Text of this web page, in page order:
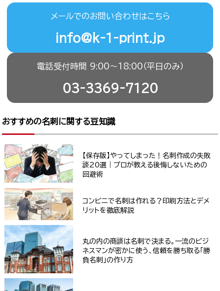
メールでのお問い合わせはこちら
info@k-1-print.jp
電話受付時間 9:00〜18:00（平日のみ）
03-3369-7120
おすすめの名刺に関する豆知識
【保存版】やってしまった！名刺作成の失敗
談20選｜プロが教える後悔しないための
回避術
コンビニで名刺は作れる？印刷方法とデメ
リットを徹底解説
丸の内の商談は名刺で決まる。一流のビジ
ネスマンが密かに使う、信頼を勝ち取る「勝
負名刺」の作り方